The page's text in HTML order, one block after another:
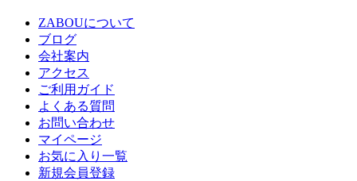
ZABOUについて
ブログ
会社案内
アクセス
ご利用ガイド
よくある質問
お問い合わせ
マイページ
お気に入り一覧
新規会員登録